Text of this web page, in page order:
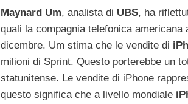
Maynard Um, analista di UBS, ha
quali la compagnia telefonica americana
dicembre. Um stima che le vendite di
milioni di Sprint. Questo porterebbe un
statunitense. Le vendite di iPhone
questo significa che a livello mondiale